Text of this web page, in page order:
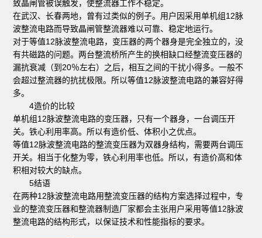
致晶闸管被误触发，使整流器工作不稳定。
在武汉、长春两地，曾有过类似的例子。用户因采用单机组12脉
波整流电路而导致晶闸管整流器难以可靠、稳定地运行。
对于等值12脉波整流电路，变压器的两个器身是完全独立的，没
有共磁路的问题。两台整流桥所产生的换相缺口经整流变压器的
漏抗衰减（到20％左右）之后，相互之间的干扰小得多。一般不
会超过整流器的抗扰极限。所以等值12脉波整流电路的兼容好得
多。
4造价的比较
单机组12脉波整流电路的变压器，只有一个器身，一台调压开
关。铁心利用率高。所以有造价低、体积小之优点。
等值12脉波整流电路的整流变压器为双器身结构，需要两台调压
开关。相当于化整为零，铁心利用率也低。所以，有造价高和体
积相对较大的缺点。
5结语
在两种12脉波整流电路用整流变压器的结构方案选择过程中，专
业的整流变压器和整流器制造厂家都会主张用户采用等值12脉波
整流电路的结构形式，以保证技术和性能指标的要求。